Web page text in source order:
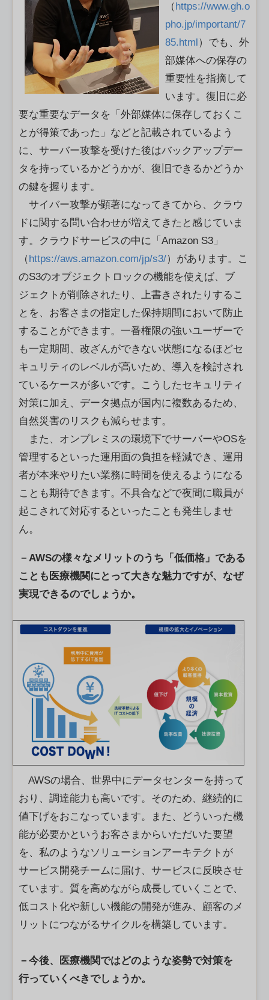
（https://www.gh.o
pho.jp/important/7
85.html）でも、外
部媒体への保存の
重要性を指摘して
います。復旧に必
要な重要なデータを「外部媒体に保存しておくこ
とが得策であった」などと記載されているよう
に、サーバー攻撃を受けた後はバックアップデー
タを持っているかどうかが、復旧できるかどうか
の鍵を握ります。
サイバー攻撃が顕著になってきてから、クラウ
ドに関する問い合わせが増えてきたと感じていま
す。クラウドサービスの中に「Amazon S3」
（https://aws.amazon.com/jp/s3/）があります。こ
のS3のオブジェクトロックの機能を使えば、ブ
ジェクトが削除されたり、上書きされたりするこ
とを、お客さまの指定した保持期間において防止
することができます。一番権限の強いユーザーで
も一定期間、改ざんができない状態になるほどセ
キュリティのレベルが高いため、導入を検討され
ているケースが多いです。こうしたセキュリティ
対策に加え、データ拠点が国内に複数あるため、
自然災害のリスクも減らせます。
また、オンプレミスの環境下でサーバーやOSを
管理するといった運用面の負担を軽減でき、運用
者が本来やりたい業務に時間を使えるようになる
ことも期待できます。不具合などで夜間に職員が
起こされて対応するといったことも発生しませ
ん。
－AWSの様々なメリットのうち「低価格」である
ことも医療機関にとって大きな魅力ですが、なぜ
実現できるのでしょうか。
AWSの場合、世界中にデータセンターを持って
おり、調達能力も高いです。そのため、継続的に
値下げをおこなっています。また、どういった機
能が必要かというお客さまからいただいた要望
を、私のようなソリューションアーキテクトが
サービス開発チームに届け、サービスに反映させ
ています。質を高めながら成長していくことで、
低コスト化や新しい機能の開発が進み、顧客のメ
リットにつながるサイクルを構築しています。
－今後、医療機関ではどのような姿勢で対策を
行っていくべきでしょうか。